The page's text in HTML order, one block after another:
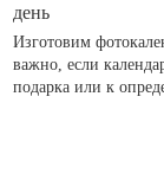
день
Изготовим
важно, если
подарка или к